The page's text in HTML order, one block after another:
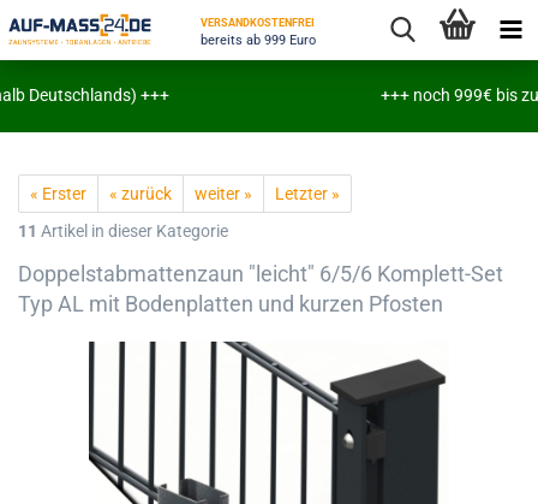
VERSANDKOSTENFREI
bereits ab 999 Euro
Deutschlands) +++ +++ noch 999€ bis zu
« Erster « zurück weiter »
Letzter »
11 Artikel in dieser Kategorie
Doppelstabmattenzaun "leicht" 6/5/6 Komplett-Set
Typ AL mit Bodenplatten und kurzen Pfosten